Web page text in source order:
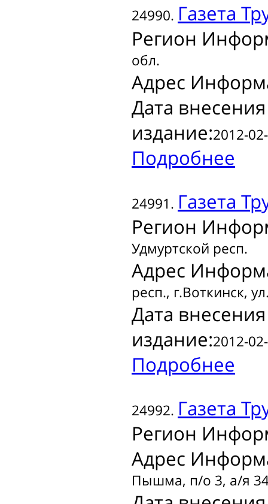
24990. Газета
Регион
обл.
Адрес
Дата
издание:2012-
Подробнее
24991. Газета
Регион
Удмуртской респ.
Адрес
респ., г.Воткинск,
Дата
издание:2012-
Подробнее
24992. Газета
Регион
Адрес
Пышма, п/о 3, а/я